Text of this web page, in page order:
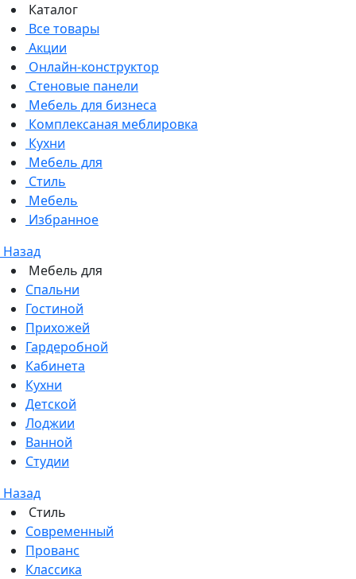
Каталог
Все товары
Акции
Онлайн-конструктор
Стеновые панели
Мебель для бизнеса
Комплексаная меблировка
Кухни
Мебель для
Стиль
Мебель
Избранное
Назад
Мебель для
Спальни
Гостиной
Прихожей
Гардеробной
Кабинета
Кухни
Детской
Лоджии
Ванной
Студии
Назад
Стиль
Современный
Прованс
Классика